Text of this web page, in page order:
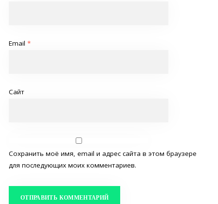
Email *
Сайт
Сохранить моё имя, email и адрес сайта в этом браузере
для последующих моих комментариев.